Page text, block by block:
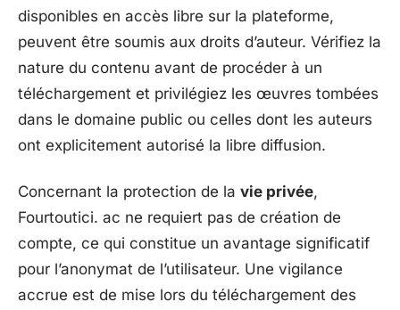
disponibles en accès libre sur la plateforme,
peuvent être soumis aux droits d’auteur. Vérifiez la
nature du contenu avant de procéder à un
téléchargement et privilégiez les œuvres tombées
dans le domaine public ou celles dont les auteurs
ont explicitement autorisé la libre diffusion.
Concernant la protection de la vie privée,
Fourtoutici. ac ne requiert pas de création de
compte, ce qui constitue un avantage significatif
pour l’anonymat de l’utilisateur. Une vigilance
accrue est de mise lors du téléchargement des